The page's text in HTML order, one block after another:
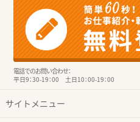
電話でのお問い合わせ：
平日9：30-19：00 土日10：00-19：00
サイトメニュー